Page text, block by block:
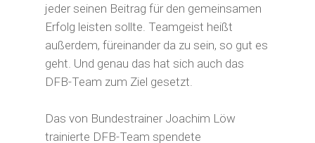
jeder seinen Beitrag für den gemeinsamen
Erfolg leisten sollte. Teamgeist heißt
außerdem, füreinander da zu sein, so gut es
geht. Und genau das hat sich auch das
DFB-Team zum Ziel gesetzt.
Das von Bundestrainer Joachim Löw
trainierte DFB-Team spendete